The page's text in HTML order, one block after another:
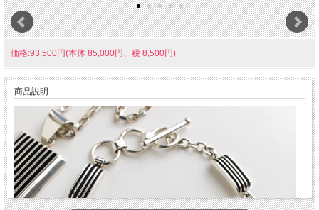
価格:93,500円(本体 85,000円、税 8,500円)
商品説明